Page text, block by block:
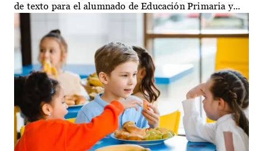
de texto para el alumnado de Educación Primaria y...